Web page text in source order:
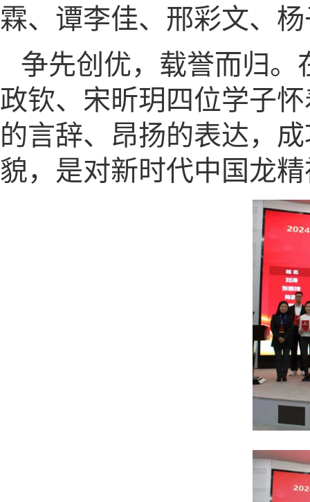
霖、谭李佳、邢彩文、
争先创优，载誉而归
政钦、宋昕玥四位学子
的言辞、昂扬的表达，
貌，是对新时代中国龙